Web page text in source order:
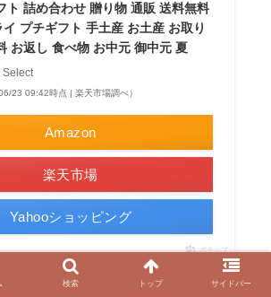
ト 詰め合わせ 贈り物 通販 送料無料
プチギフト 手土産 お土産 お取り
お返し 食べ物 お中元 御中元 夏
Select
23 09:42時点 | 楽天市場調べ）
Amazon
楽天市場
Yahooショッピング
ポチップ
検索 トップ サイドバー